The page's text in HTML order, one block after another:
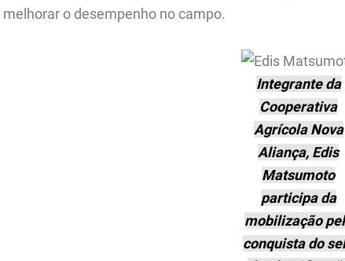
melhorar o desempenho no campo.
Integrante da
Cooperativa
Agrícola Nova
Aliança, Edis
Matsumoto
participa da
mobilização
conquista do